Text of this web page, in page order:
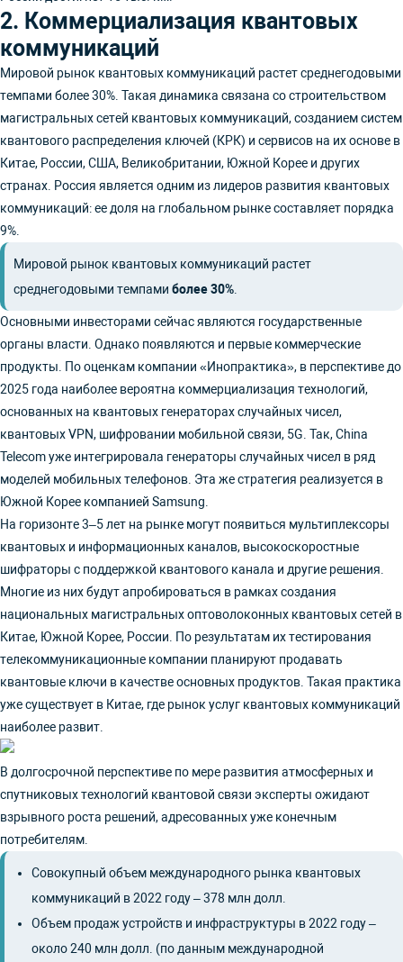
2. Коммерциализация квантовых
коммуникаций
Мировой рынок квантовых коммуникаций растет среднегодовыми
темпами более 30%. Такая динамика связана со строительством
магистральных сетей квантовых коммуникаций, созданием систем
квантового распределения ключей (КРК) и сервисов на их основе в
Китае, России, США, Великобритании, Южной Корее и других
странах. Россия является одним из лидеров развития квантовых
коммуникаций: ее доля на глобальном рынке составляет порядка
9%.
Мировой рынок квантовых коммуникаций растет
среднегодовыми темпами более 30%
Основными инвесторами сейчас являются государственные
органы власти. Однако появляются и первые коммерческие
продукты. По оценкам компании «Инопрактика», в перспективе до
2025 года наиболее вероятна коммерциализация технологий,
основанных на квантовых генераторах случайных чисел,
квантовых VPN, шифровании мобильной связи, 5G. Так, China
Telecom уже интегрировала генераторы случайных чисел в ряд
моделей мобильных телефонов. Эта же стратегия реализуется в
Южной Корее компанией Samsung.
На горизонте 3–5 лет на рынке могут появиться мультиплексоры
квантовых и информационных каналов, высокоскоростные
шифраторы с поддержкой квантового канала и другие решения.
Многие из них будут апробироваться в рамках создания
национальных магистральных оптоволоконных квантовых сетей в
Китае, Южной Корее, России. По результатам их тестирования
телекоммуникационные компании планируют продавать
квантовые ключи в качестве основных продуктов. Такая практика
уже существует в Китае, где рынок услуг квантовых коммуникаций
наиболее развит.
В долгосрочной перспективе по мере развития атмосферных и
спутниковых технологий квантовой связи эксперты ожидают
взрывного роста решений, адресованных уже конечным
потребителям.
Совокупный объем международного рынка квантовых
коммуникаций в 2022 году – 378 млн долл.
Объем продаж устройств и инфраструктуры в 2022 году –
около 240 млн долл. (по данным международной